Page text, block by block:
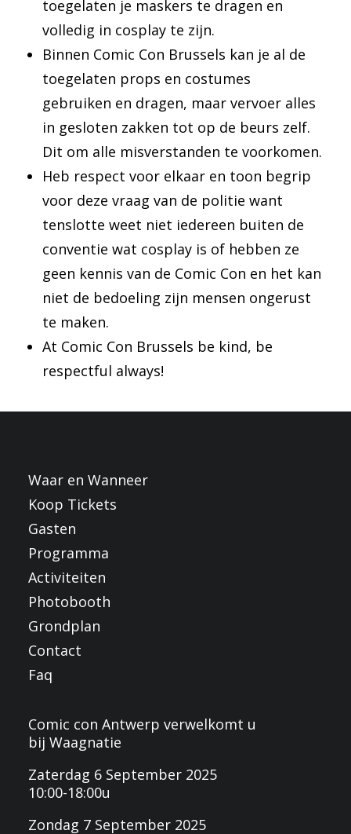
toegelaten je maskers te dragen en
volledig in cosplay te zijn.
Binnen Comic Con Brussels kan je al de
toegelaten props en costumes
gebruiken en dragen, maar vervoer alles
in gesloten zakken tot op de beurs zelf.
Dit om alle misverstanden te voorkomen.
Heb respect voor elkaar en toon begrip
voor deze vraag van de politie want
tenslotte weet niet iedereen buiten de
conventie wat cosplay is of hebben ze
geen kennis van de Comic Con en het kan
niet de bedoeling zijn mensen ongerust
te maken.
At Comic Con Brussels be kind, be
respectful always!
Waar en Wanneer
Koop Tickets
Gasten
Programma
Activiteiten
Photobooth
Grondplan
Contact
Faq
Comic con Antwerp verwelkomt u
bij Waagnatie
Zaterdag 6 September 2025
10:00-18:00u
Zondag 7 September 2025